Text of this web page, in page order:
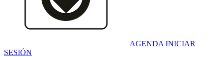
AGENDA INICIAR
SESIÓN